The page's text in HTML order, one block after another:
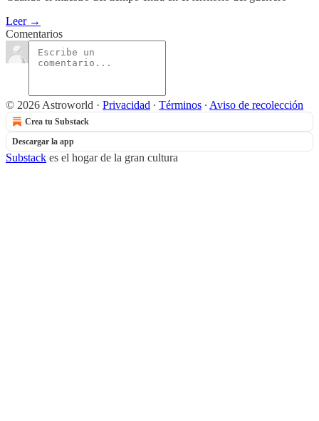
Leer →
Comentarios
© 2026 Astroworld · Privacidad ∙ Términos ∙ Aviso de recolección
Crea tu Substack
Descargar la app
Substack es el hogar de la gran cultura